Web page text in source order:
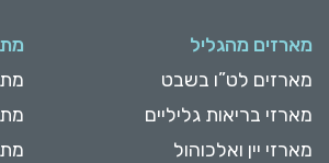
מארזים מהגליל
מארזים לט”ו בשבט
מארזי בריאות גליליים
מארזי יין ואלכוהול